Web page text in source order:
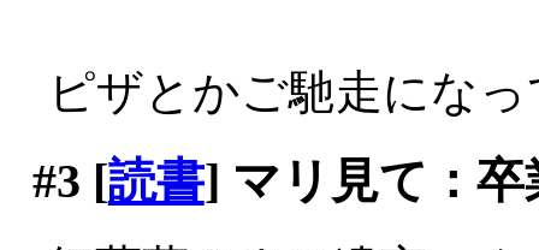
ピザとかご馳走にな
#3 [読書] マリ見て：卒